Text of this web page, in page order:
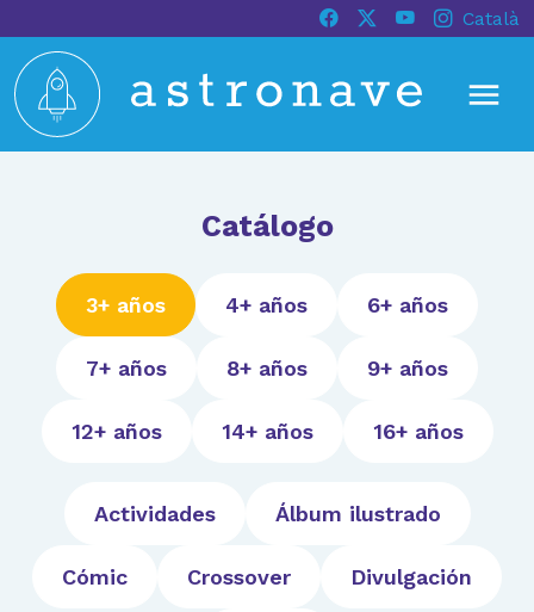
Català
Catálogo
3+ años 4+ años 6+ años
7+ años 8+ años 9+ años
12+ años 14+ años 16+ años
Actividades Álbum ilustrado
Cómic Crossover Divulgación